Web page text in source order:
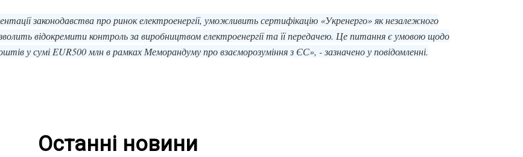
законодавства про ринок електроенергії, уможливить сертифікацію «Укренерго» як незалежного
відокремити контроль за виробництвом електроенергії та її передачею. Це питання є умовою щодо
у сумі EUR500 млн в рамках Меморандуму про взаєморозуміння з ЄС», - зазначено у повідомленні.
Останні новини